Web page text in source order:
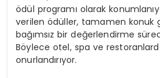
ödül programı olarak
verilen ödüller, tamamen konuk
bağımsız bir değerlendirme
Böylece otel, spa ve
onurlandırıyor.